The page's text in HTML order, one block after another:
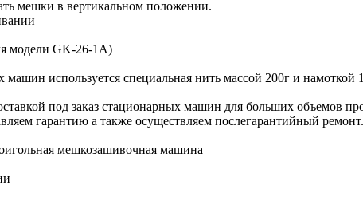
мешки в вертикальном положении.
модели GK-26-1A)
используется специальная нить массой 200г и намоткой
под заказ стационарных машин для больших объемов
гарантию а также осуществляем послегарантийный ремонт.
мешкозашивочная машина